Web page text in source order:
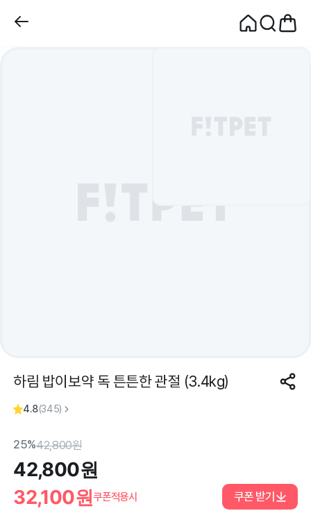
하림 밥이보약 독 튼튼한 관절 (3.4kg)
4.8(345)
25%42,800원
42,800원
32,100원쿠폰적용시 쿠폰 받기